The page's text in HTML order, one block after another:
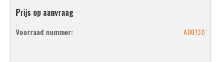
Prijs op aanvraag
Voorraad nummer: A00136